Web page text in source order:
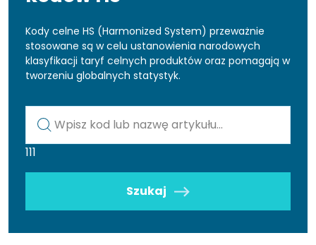
Kody celne HS (Harmonized System) przeważnie
stosowane są w celu ustanowienia narodowych
klasyfikacji taryf celnych produktów oraz pomagają w
tworzeniu globalnych statystyk.
111
Szukaj